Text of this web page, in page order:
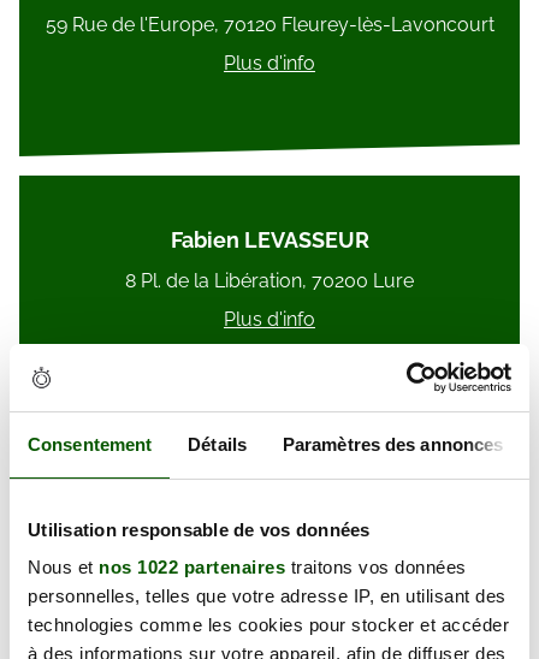
Consentement Détails Paramètres des annonces
Utilisation responsable de vos données
Nous et nos 1022 partenaires traitons vos données
personnelles, telles que votre adresse IP, en utilisant des
technologies comme les cookies pour stocker et accéder
à des informations sur votre appareil, afin de diffuser des
59 Rue de l'Europe, 70120 Fleurey-lès-Lavoncourt
Plus d'info
Fabien LEVASSEUR
8 Pl. de la Libération, 70200 Lure
Plus d'info
32 Gr Grande Rue, 70230 Dampierre-sur-Linotte
Plus d'info